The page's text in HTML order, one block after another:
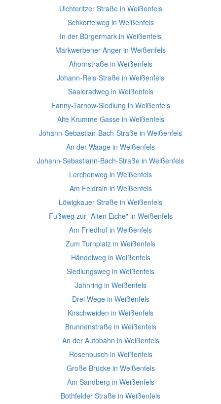
Uichteritzer Straße in Weißenfels
Schkortelweg in Weißenfels
In der Bürgermark in Weißenfels
Markwerbener Anger in Weißenfels
Ahornstraße in Weißenfels
Johann-Reis-Straße in Weißenfels
Saaleradweg in Weißenfels
Fanny-Tarnow-Siedlung in Weißenfels
Alte Krumme Gasse in Weißenfels
Johann-Sebastian-Bach-Straße in Weißenfels
An der Waage in Weißenfels
Johann-Sebastiann-Bach-Straße in Weißenfels
Lerchenweg in Weißenfels
Am Feldrain in Weißenfels
Löwigkauer Straße in Weißenfels
Fußweg zur "Alten Eiche" in Weißenfels
Am Friedhof in Weißenfels
Zum Turnplatz in Weißenfels
Händelweg in Weißenfels
Siedlungsweg in Weißenfels
Jahnring in Weißenfels
Drei Wege in Weißenfels
Kirschweiden in Weißenfels
Brunnenstraße in Weißenfels
An der Autobahn in Weißenfels
Rosenbusch in Weißenfels
Große Brücke in Weißenfels
Am Sandberg in Weißenfels
Bothfelder Straße in Weißenfels